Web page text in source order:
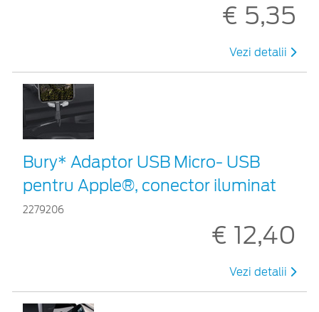
€ 5,35
Vezi detalii
Bury* Adaptor USB Micro- USB
pentru Apple®, conector iluminat
2279206
€ 12,40
Vezi detalii